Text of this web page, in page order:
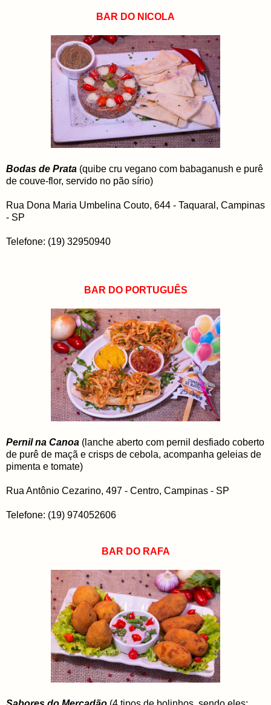
BAR DO NICOLA
Bodas de Prata (quibe cru vegano com babaganush e purê
de couve-flor, servido no pão sírio)
Rua Dona Maria Umbelina Couto, 644 - Taquaral, Campinas
- SP
Telefone: (19) 32950940
BAR DO PORTUGUÊS
Pernil na Canoa (lanche aberto com pernil desfiado coberto
de purê de maçã e crisps de cebola, acompanha geleias de
pimenta e tomate)
Rua Antônio Cezarino, 497 - Centro, Campinas - SP
Telefone: (19) 974052606
BAR DO RAFA